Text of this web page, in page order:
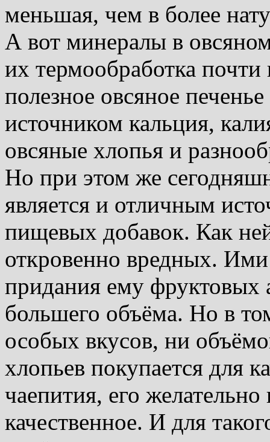
меньшая, чем в более
А вот минералы в
их термообработка почти
полезное овсяное
источником кальция,
овсяные хлопья и
Но при этом же
является и отличным
пищевых добавок. Как
откровенно вредных.
придания ему фруктовых
большего объёма. Но в
особых вкусов, ни
хлопьев покупается для
чаепития, его
качественное. И для